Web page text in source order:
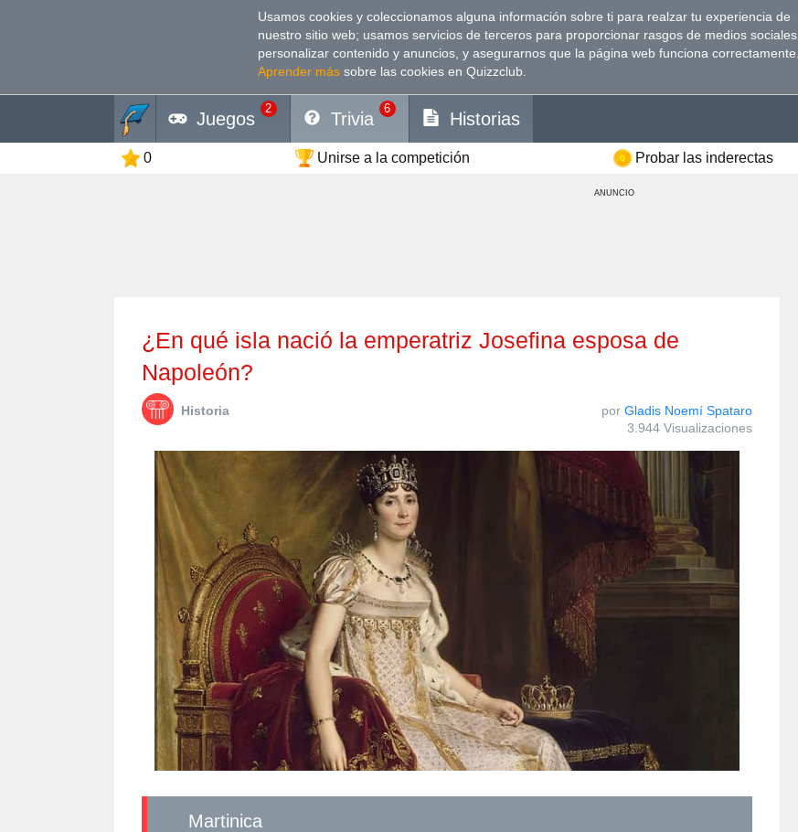
Usamos cookies y coleccionamos alguna información sobre ti para realzar tu experiencia de
nuestro sitio web; usamos servicios de terceros para proporcionar rasgos de medios sociales,
personalizar contenido y anuncios, y asegurarnos que la página web funciona correctamente.
Aprender más sobre las cookies en Quizzclub.
Juegos
2
Trivia
6
Historias
0 Unirse a la competición Probar las inderectas
ANUNCIO
¿En qué isla nació la emperatriz Josefina esposa de
Napoleón?
Historia por Gladis Noemí Spataro
3.944 Visualizaciones
Martinica